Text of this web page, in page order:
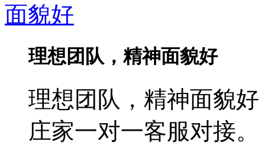
理想团队，精神面貌好
理想团队，精神面貌
庄家一对一客服对接。